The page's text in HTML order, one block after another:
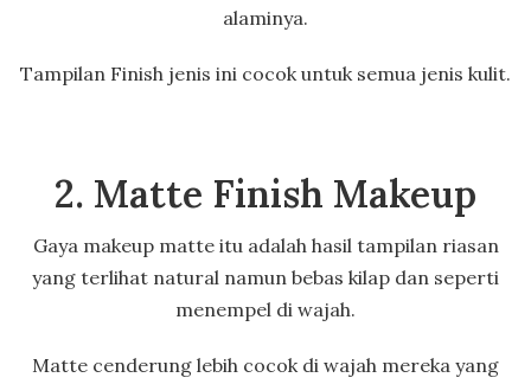
alaminya.
Tampilan Finish jenis ini cocok untuk semua jenis kulit.
2. Matte Finish Makeup
Gaya makeup matte itu adalah hasil tampilan riasan
yang terlihat natural namun bebas kilap dan seperti
menempel di wajah.
Matte cenderung lebih cocok di wajah mereka yang